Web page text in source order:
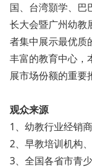
国、台湾顥学、巴
长大会暨广州幼教
者集中展示最优质
丰富的教育中心，
展市场份额的重要
观众来源
1、幼教行业经销
2、早教培训机构
3、全国各省市青